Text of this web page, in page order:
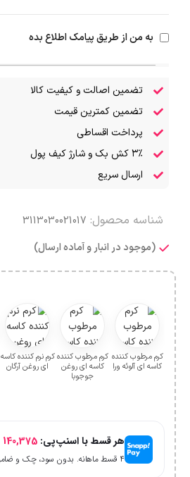
به من از طریق پیامک اطلاع بده
تضمین اصالت و کیفیت کالا
تضمین کمترین قیمت
پرداخت اقساطی
۳٪ کش بک و شارژ کیف پول
ارسال سریع
شناسه محصول: 3113030021017
(موجود در انبار و آماده ارسال)
کرم مرطوب کننده
کاسه ای آلوئه ورا
کرم مرطوب کننده
کاسه ای روغن
جوجوبا
کرم نرم کننده کاسه
ای روغن آرگان
هر قسط با اسنپ‌پی: 140,375
۴ قسط ماهانه. بدون سود، چک و ضامن.